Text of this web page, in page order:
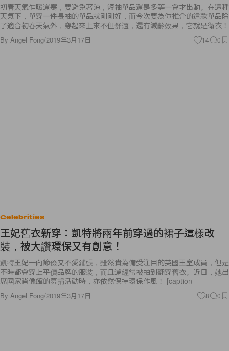
初春天氣乍暖還寒，要避免著涼，短袖單品還是多等一會才出動。在這種
天氣下，單穿一件長袖的單品就剛剛好，而今次要為你推介的這款單品除
了適合初春天氣外，穿起來上來不但舒適，還有減齡效果，它就是衛衣！
By Angel Fong/2019年3月17日 14 0
Celebrities
王妃舊衣新穿：凱特將兩年前穿過的裙子這樣改
裝，被大讚環保又有創意！
凱特王妃一向節儉又不愛鋪張，雖然貴為備受注目的英國王室成員，但是
不時都會穿上平價品牌的服裝，而且還經常被拍到翻穿舊衣。近日，她出
席國家肖像館的募捐活動時，亦依然保持環保作風！ [caption
By Angel Fong/2019年3月17日 8 0